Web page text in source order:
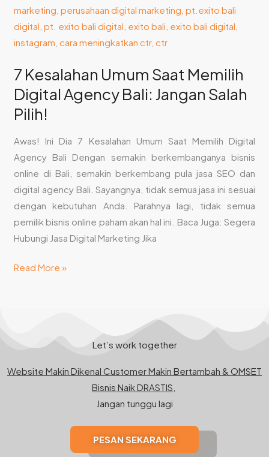
7 Kesalahan Umum Saat Memilih
Digital Agency Bali: Jangan Salah
Pilih!
Awas! Ini Dia 7 Kesalahan Umum Saat Memilih Digital
Agency Bali Dengan semakin berkembanganya bisnis
online di Bali, semakin berkembang pula jasa SEO dan
digital agency Bali. Sayangnya, tidak semua jasa ini sesuai
dengan kebutuhan Anda. Parahnya lagi, tidak semua
pemilik bisnis online paham akan hal ini. Baca Juga: Segera
Hubungi Jasa Digital Marketing Jika
Salah
Pilih!
Read More »
Let’s work together
Website Makin Dikenal Customer Makin Bertambah & OMSET
Bisnis Naik DRASTIS,
Jangan tunggu lagi
PESAN SEKARANG